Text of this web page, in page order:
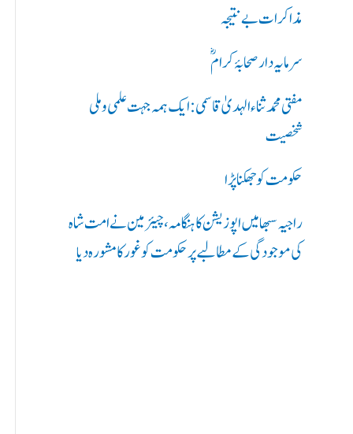
ر
ی
ں
:
مذاکرات بے نتیجہ
سرمایہ دار صحابۂ کرامؓ
مفتی محمد ثناء الہدیٰ قاسمی: ایک ہمہ جہت علمی و ملی
شخصیت
حکومت کو جھکنا پڑا
راجیہ سبھا میں اپوزیشن کا ہنگامہ، چیئرمین نے امت شاہ
کی موجودگی کے مطالبے پر حکومت کو غور کا مشورہ دیا